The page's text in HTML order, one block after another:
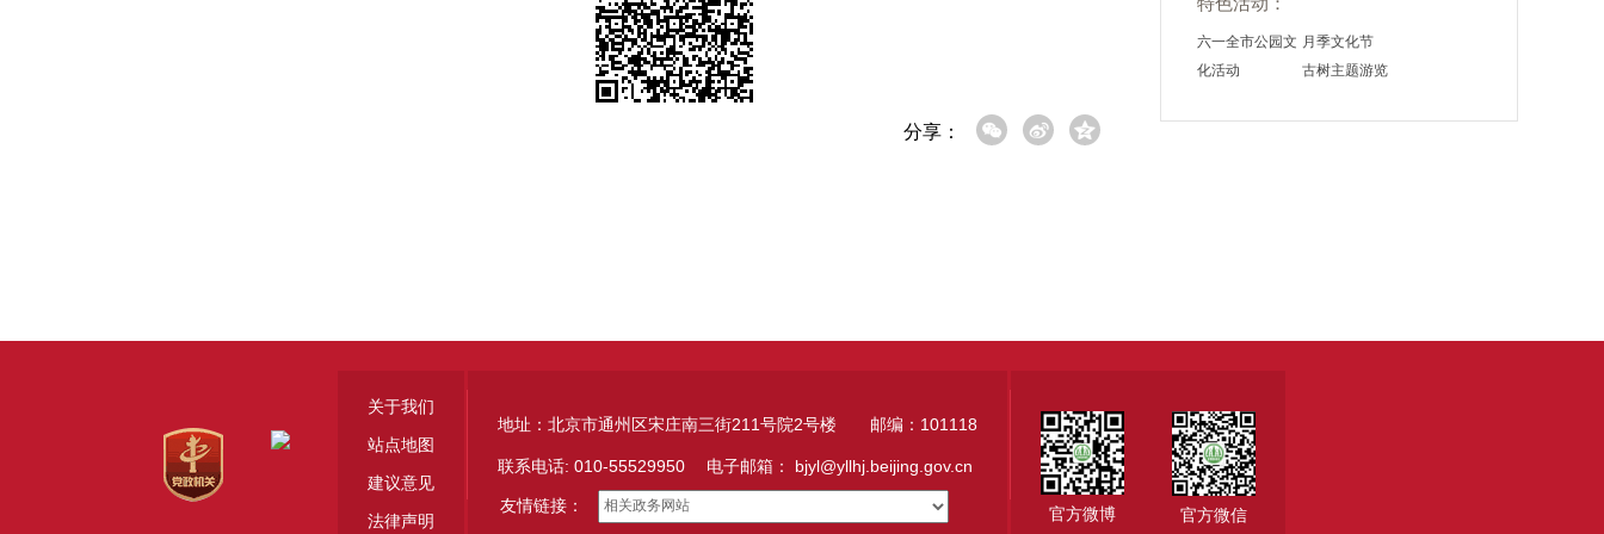
分享：
六一全市公园文
化活动
月季文化节
古树主题游览
关于我们
站点地图
建议意见
法律声明
地址：北京市通州区宋庄南三街211号院2号楼 邮编：101118
联系电话: 010-55529950 电子邮箱： bjyl@yllhj.beijing.gov.cn
友情链接： 官方微博 官方微信